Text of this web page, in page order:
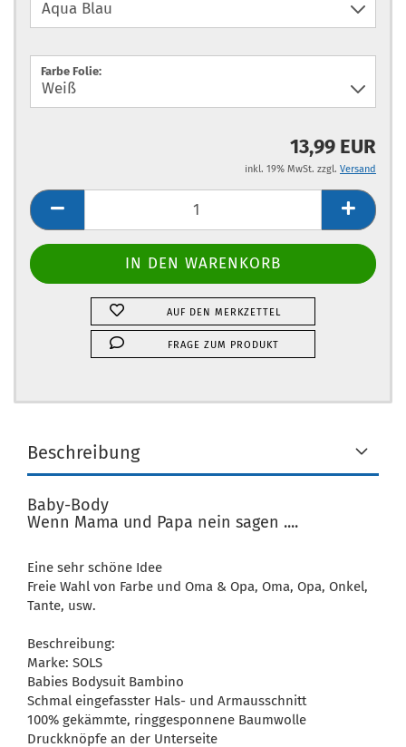
Farbe Folie:
13,99 EUR
inkl. 19% MwSt. zzgl. Versand
AUF DEN MERKZETTEL
FRAGE ZUM PRODUKT
Beschreibung
Baby-Body
Wenn Mama und Papa nein sagen ....
Eine sehr schöne Idee
Freie Wahl von Farbe und Oma & Opa, Oma, Opa, Onkel,
Tante, usw.
Beschreibung:
Marke: SOLS
Babies Bodysuit Bambino
Schmal eingefasster Hals- und Armausschnitt
100% gekämmte, ringgesponnene Baumwolle
Druckknöpfe an der Unterseite